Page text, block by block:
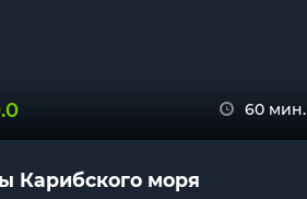
60 мин.
Карибского моря